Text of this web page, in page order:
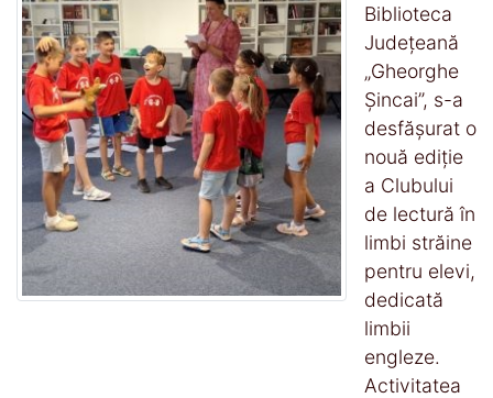
Biblioteca
Județeană
„Gheorghe
Șincai”, s-a
desfășurat o
nouă ediție
a Clubului
de lectură în
limbi străine
pentru elevi,
dedicată
limbii
engleze.
Activitatea